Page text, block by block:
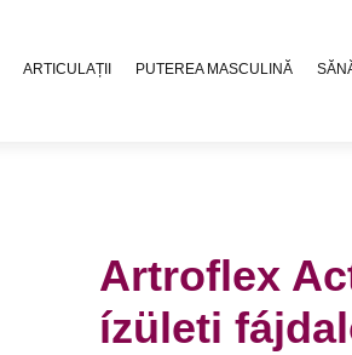
ARTICULAȚII PUTEREA MASCULINĂ
Artroflex
ízületi